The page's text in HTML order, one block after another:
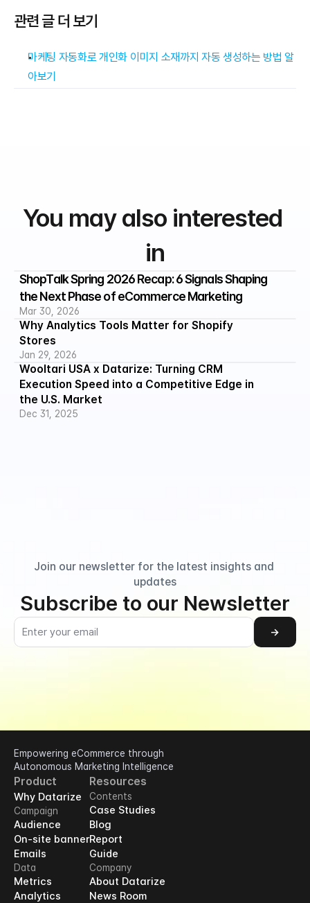
관련 글 더 보기
마케팅 자동화로 개인화 이미지 소재까지 자동 생성하는 방법 알
아보기
You may also interested
in
ShopTalk Spring 2026 Recap: 6 Signals Shaping
the Next Phase of eCommerce Marketing
Mar 30, 2026
Why Analytics Tools Matter for Shopify
Stores
Jan 29, 2026
Wooltari USA x Datarize: Turning CRM
Execution Speed into a Competitive Edge in
the U.S. Market
Dec 31, 2025
Join our newsletter for the latest insights and
updates
Subscribe to our Newsletter
→
Empowering eCommerce through
Autonomous Marketing Intelligence
Product
Why Datarize
Campaign
Audience
On-site banner
Emails
Data
Metrics
Analytics
Resources
Contents
Case Studies
Blog
Report
Guide
Company
About Datarize
News Room